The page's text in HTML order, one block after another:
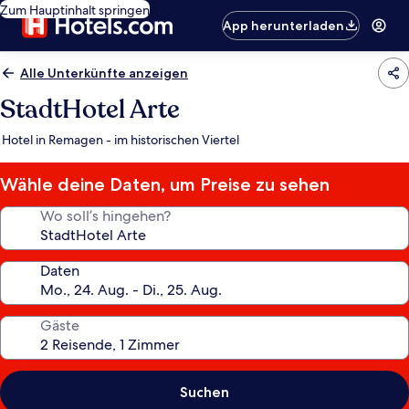
Zum Hauptinhalt springen
App herunterladen
Alle Unterkünfte anzeigen
StadtHotel Arte
Hotel in Remagen - im historischen Viertel
Wähle deine Daten, um Preise zu sehen
Wo soll’s hingehen?
Daten
Gäste
Suchen